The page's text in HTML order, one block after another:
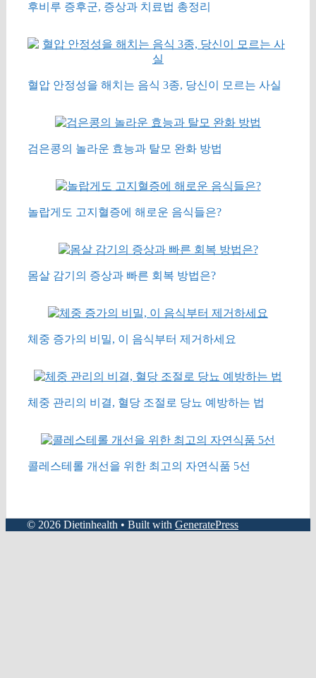
후비루 증후군, 증상과 치료법 총정리
혈압 안정성을 해치는 음식 3종, 당신이 모르는 사실
검은콩의 놀라운 효능과 탈모 완화 방법
놀랍게도 고지혈증에 해로운 음식들은?
몸살 감기의 증상과 빠른 회복 방법은?
체중 증가의 비밀, 이 음식부터 제거하세요
체중 관리의 비결, 혈당 조절로 당뇨 예방하는 법
콜레스테롤 개선을 위한 최고의 자연식품 5선
© 2026 Dietinhealth • Built with GeneratePress